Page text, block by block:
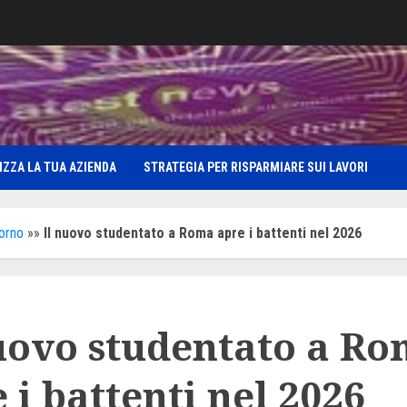
LA TUA AZIENDA STRATEGIA PER RISPARMIARE SUI LAVORI
»» Il nuovo studentato a Roma apre i battenti nel 2026
studentato a
i battenti nel 2026